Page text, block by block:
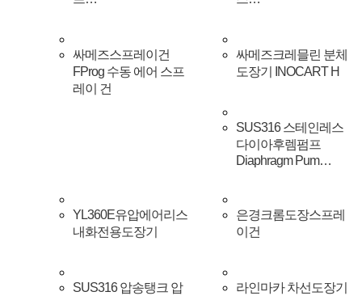
싸메즈스프레이건
FProg 수동 에어 스프
레이 건
싸메즈크레믈린 분체
도장기 INOCART H
SUS316 스테인레스
다이아후렘펌프
Diaphragm Pum…
YL360E유압에어리스
내화전용도장기
은경크롬도장스프레
이건
SUS316 압송탱크 압
라인마카 차선도장기